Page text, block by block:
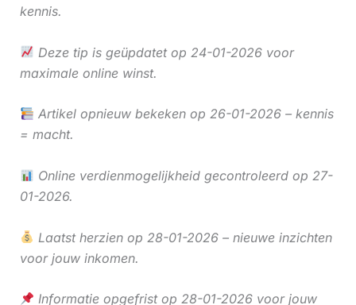
kennis.
Deze tip is geüpdatet op 24-01-2026 voor
maximale online winst.
Artikel opnieuw bekeken op 26-01-2026 – kennis
= macht.
Online verdienmogelijkheid gecontroleerd op 27-
01-2026.
Laatst herzien op 28-01-2026 – nieuwe inzichten
voor jouw inkomen.
Informatie opgefrist op 28-01-2026 voor jouw